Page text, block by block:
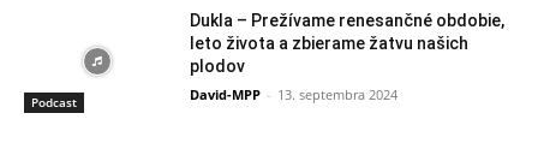
Podcast
Dukla – Prežívame renesančné obdobie,
leto života a zbierame žatvu našich
plodov
David-MPP - 13. septembra 2024